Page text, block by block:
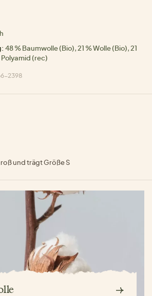
48 % Baumwolle (Bio), 21 % Wolle (Bio), 21
Polyamid (rec)
2398
und trägt Größe S